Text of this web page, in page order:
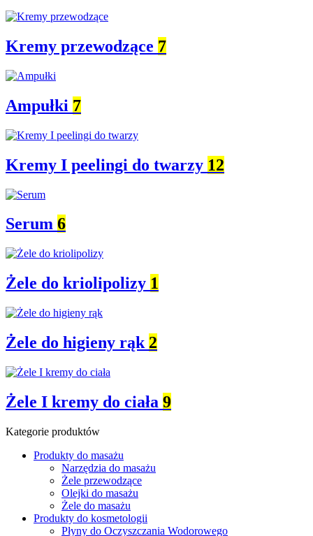
Kremy przewodzące 7
Ampułki 7
Kremy I peelingi do twarzy 12
Serum 6
Żele do kriolipolizy 1
Żele do higieny rąk 2
Żele I kremy do ciała 9
Kategorie produktów
Produkty do masażu
Narzędzia do masażu
Żele przewodzące
Olejki do masażu
Żele do masażu
Produkty do kosmetologii
Płyny do Oczyszczania Wodorowego